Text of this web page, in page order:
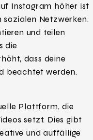
Instagram höher ist
sozialen Netzwerken.
und teilen
die
dass deine
beachtet werden.
Plattform, die
setzt. Dies gibt
und auffällige